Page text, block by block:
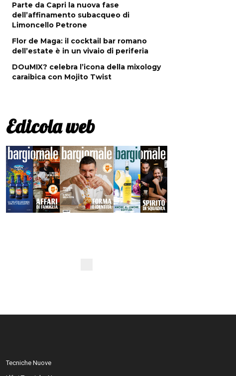
Parte da Capri la nuova fase
dell’affinamento subacqueo di
Limoncello Petrone
Flor de Maga: il cocktail bar romano
dell’estate è in un vivaio di periferia
DOuMIX? celebra l’icona della mixology
caraibica con Mojito Twist
Edicola web
Tecniche Nuove